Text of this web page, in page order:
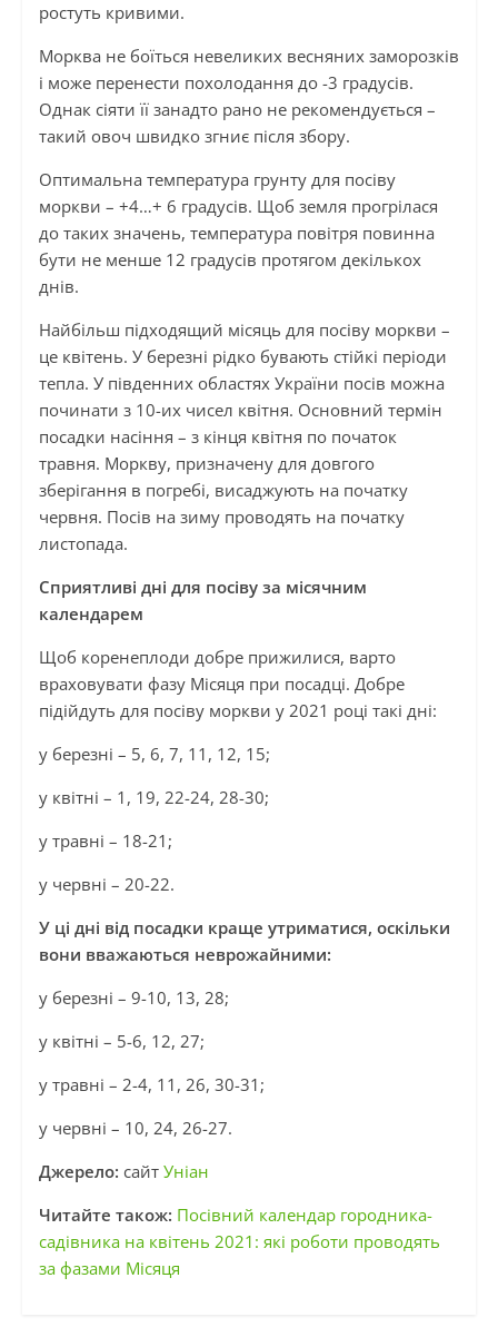
ростуть кривими.
Морква не боїться невеликих весняних заморозків
і може перенести похолодання до -3 градусів.
Однак сіяти її занадто рано не рекомендується –
такий овоч швидко згниє після збору.
Оптимальна температура грунту для посіву
моркви – +4…+ 6 градусів. Щоб земля прогрілася
до таких значень, температура повітря повинна
бути не менше 12 градусів протягом декількох
днів.
Найбільш підходящий місяць для посіву моркви –
це квітень. У березні рідко бувають стійкі періоди
тепла. У південних областях України посів можна
починати з 10-их чисел квітня. Основний термін
посадки насіння – з кінця квітня по початок
травня. Моркву, призначену для довгого
зберігання в погребі, висаджують на початку
червня. Посів на зиму проводять на початку
листопада.
Сприятливі дні для посіву за місячним
календарем
Щоб коренеплоди добре прижилися, варто
враховувати фазу Місяця при посадці. Добре
підійдуть для посіву моркви у 2021 році такі дні:
у березні – 5, 6, 7, 11, 12, 15;
у квітні – 1, 19, 22-24, 28-30;
у травні – 18-21;
у червні – 20-22.
У ці дні від посадки краще утриматися, оскільки
вони вважаються неврожайними:
у березні – 9-10, 13, 28;
у квітні – 5-6, 12, 27;
у травні – 2-4, 11, 26, 30-31;
у червні – 10, 24, 26-27.
Джерело: сайт Уніан
Читайте також: Посівний календар городника-
садівника на квітень 2021: які роботи проводять
за фазами Місяця